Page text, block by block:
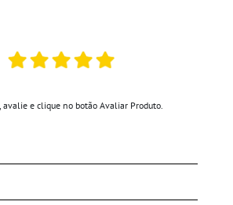
avalie e clique no botão Avaliar Produto.